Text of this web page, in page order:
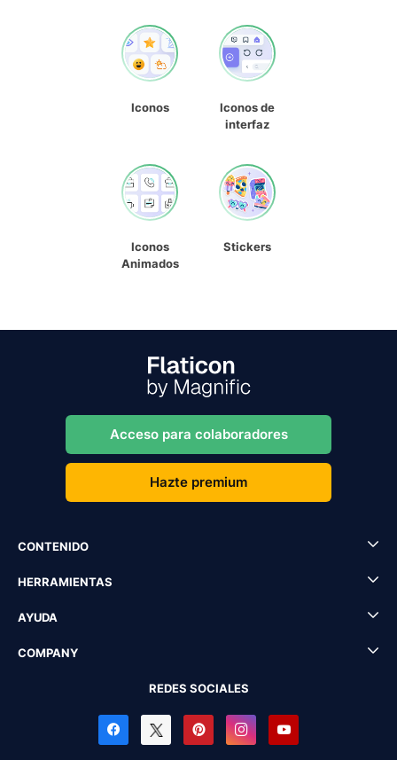
Iconos
Iconos de
interfaz
Iconos
Animados
Stickers
Acceso para colaboradores
Hazte premium
CONTENIDO
HERRAMIENTAS
AYUDA
COMPANY
REDES SOCIALES